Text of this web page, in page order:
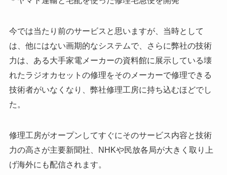
今では当たり前のサービスと思いますが、当時として
は、他にはない画期的なシステムで、さらに弊社の技術
力は、ある大手家電メーカーの資料館に展示している壊
れたラジオカセットの修理をそのメーカーで修理できる
技術者がいなくなり、弊社修理工房に持ち込むほどでし
た。
修理工房がオープンしてすぐにそのサービス内容と技術
力の高さが主要新聞社、NHKや民放各局が大きく取り上
げ海外にも配信されます。